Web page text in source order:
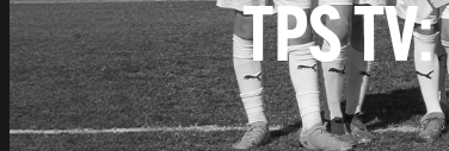
TPS